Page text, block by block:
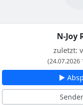
N-Joy
zuletzt:
(24.07.2026
▶